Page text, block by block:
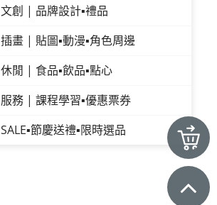
文創 | 品牌設計▪禮品
插畫 | 貼圖▪動漫▪角色周邊
休閒 | 食品▪飲品▪點心
服務 | 課程學習▪優惠票券
SALE▪節慶送禮▪限時選品